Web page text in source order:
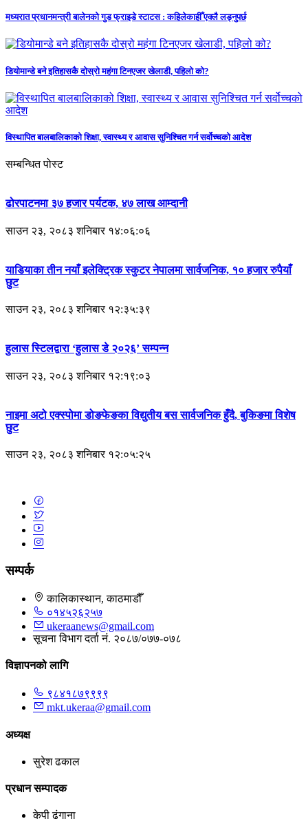
मध्यरात प्रधानमन्त्री बालेनको गुड फ्राइडे स्टाटस : कहिलेकाहीँ एक्लै लड्नुपर्छ
डियोमान्डे बने इतिहासकै दोस्रो महंगा टिनएजर खेलाडी, पहिलो को?
विस्थापित बालबालिकाको शिक्षा, स्वास्थ्य र आवास सुनिश्चित गर्न सर्वोच्चको आदेश
सम्बन्धित पोस्ट
ढोरपाटनमा ३७ हजार पर्यटक, ४७ लाख आम्दानी
साउन २३, २०८३ शनिबार १४:०६:०६
याडियाका तीन नयाँ इलेक्ट्रिक स्कुटर नेपालमा सार्वजनिक, १० हजार रुपैयाँ
छुट
साउन २३, २०८३ शनिबार १२:३५:३९
हुलास स्टिलद्वारा ‘हुलास डे २०२६’ सम्पन्न
साउन २३, २०८३ शनिबार १२:१९:०३
नाइमा अटो एक्स्पोमा डोङफेङका विद्युतीय बस सार्वजनिक हुँदै, बुकिङमा विशेष
छुट
साउन २३, २०८३ शनिबार १२:०५:२५
सम्पर्क
कालिकास्थान, काठमाडौँ
०१४५२६२५७
ukeraanews@gmail.com
सूचना विभाग दर्ता नं. २०८७/०७७-०७८
विज्ञापनको लागि
९८४१८७९९९९
mkt.ukeraa@gmail.com
अध्यक्ष
सुरेश ढकाल
प्रधान सम्पादक
केपी ढुंगाना